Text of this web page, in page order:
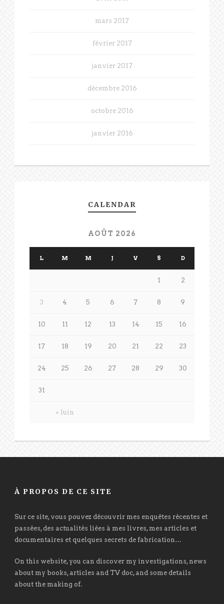
mars 2017
février 2017
janvier 2017
décembre 2016
octobre 2016
janvier 2016
CALENDAR
AOÛT 2026
L M M J V S D
« Juin
1 2
3 4 5 6 7 8 9
10 11 12 13 14 15 16
17 18 19 20 21 22 23
24 25 26 27 28 29 30
31
À PROPOS DE CE SITE
Sur ce site, vous pouvez découvrir mes enquêtes récentes et
passées, des actualités liées à mes livres, mes articles et
documentaires et quelques secrets de fabrication…
On this website, you can discover my investigations, news
about my books, articles and TV doc, and some details
about the making of.